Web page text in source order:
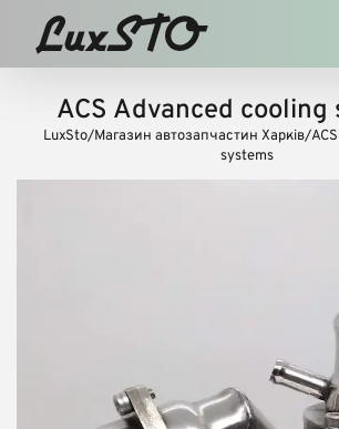
content
ACS Advanced cooling
LuxSto/Магазин автозапчастин Харків/
systems ‍